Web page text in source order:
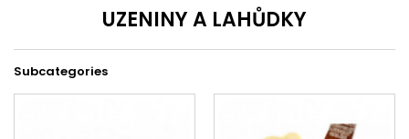
UZENINY A LAHŮDKY
Subcategories